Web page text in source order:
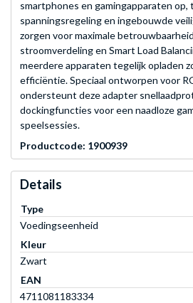
smartphones en gamingapparaten
spanningsregeling en ingebouwde
zorgen voor maximale
stroomverdeling en Smart Load
meerdere apparaten tegelijk opladen
efficiëntie. Speciaal ontworpen voor
ondersteunt deze adapter
dockingfuncties voor een naadloze
speelsessies.
Productcode: 1900939
Details
Type
Voedingseenheid
Kleur
Zwart
EAN
4711081183334